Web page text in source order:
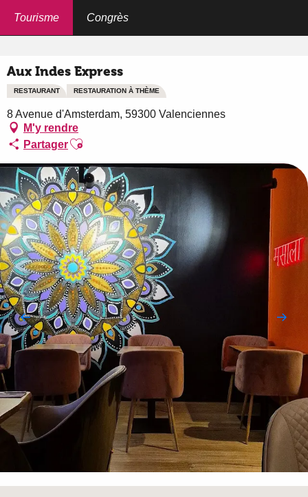
Tourisme Congrès
Aux Indes Express
RESTAURANT RESTAURATION À THÈME
8 Avenue d'Amsterdam, 59300 Valenciennes
M'y rendre
PartagerAjouter aux favoris